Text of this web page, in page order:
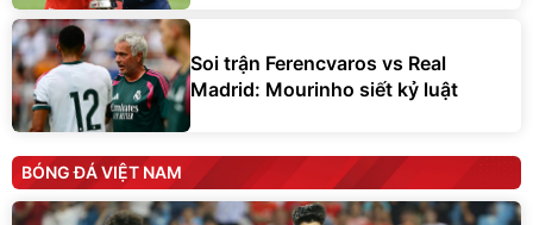
Soi trận Ferencvaros vs Real
Madrid: Mourinho siết kỷ luật
BÓNG ĐÁ VIỆT NAM